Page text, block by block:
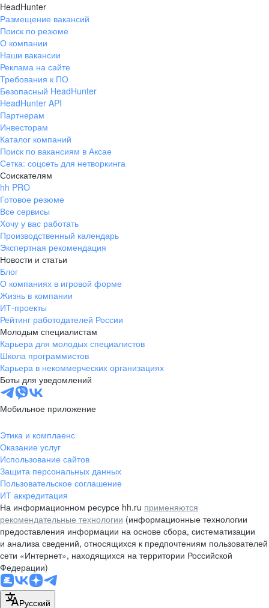
HeadHunter
Размещение вакансий
Поиск по резюме
О компании
Наши вакансии
Реклама на сайте
Требования к ПО
Безопасный HeadHunter
HeadHunter API
Партнерам
Инвесторам
Каталог компаний
Поиск по вакансиям в Аксае
Сетка: соцсеть для нетворкинга
Соискателям
hh PRO
Готовое резюме
Все сервисы
Хочу у вас работать
Производственный календарь
Экспертная рекомендация
Новости и статьи
Блог
О компаниях в игровой форме
Жизнь в компании
ИТ-проекты
Рейтинг работодателей России
Молодым специалистам
Карьера для молодых специалистов
Школа программистов
Карьера в некоммерческих организациях
Боты для уведомлений
Мобильное приложение
Этика и комплаенс
Оказание услуг
Использование сайтов
Защита персональных данных
Пользовательское соглашение
ИТ аккредитация
На информационном ресурсе hh.ru применяются
рекомендательные технологии (информационные технологии
предоставления информации на основе сбора, систематизации
и анализа сведений, относящихся к предпочтениям пользователей
сети «Интернет», находящихся на территории Российской
Федерации)
Русский